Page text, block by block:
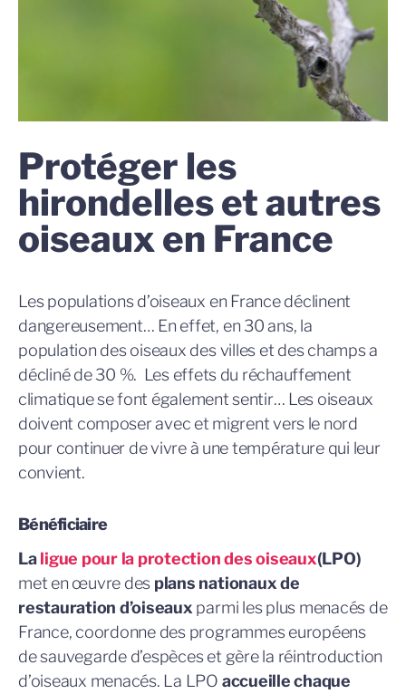
Protéger les
hirondelles et autres
oiseaux en France
Les populations d’oiseaux en France déclinent
dangereusement… En effet, en 30 ans, la
population des oiseaux des villes et des champs a
décliné de 30 %. Les effets du réchauffement
climatique se font également sentir… Les oiseaux
doivent composer avec et migrent vers le nord
pour continuer de vivre à une température qui leur
convient.
Bénéficiaire
Laligue pour la protection des oiseaux(LPO)
met en œuvre des plans nationaux de
restauration d’oiseaux parmi les plus menacés de
France, coordonne des programmes européens
de sauvegarde d’espèces et gère la réintroduction
d’oiseaux menacés. La LPO accueille chaque